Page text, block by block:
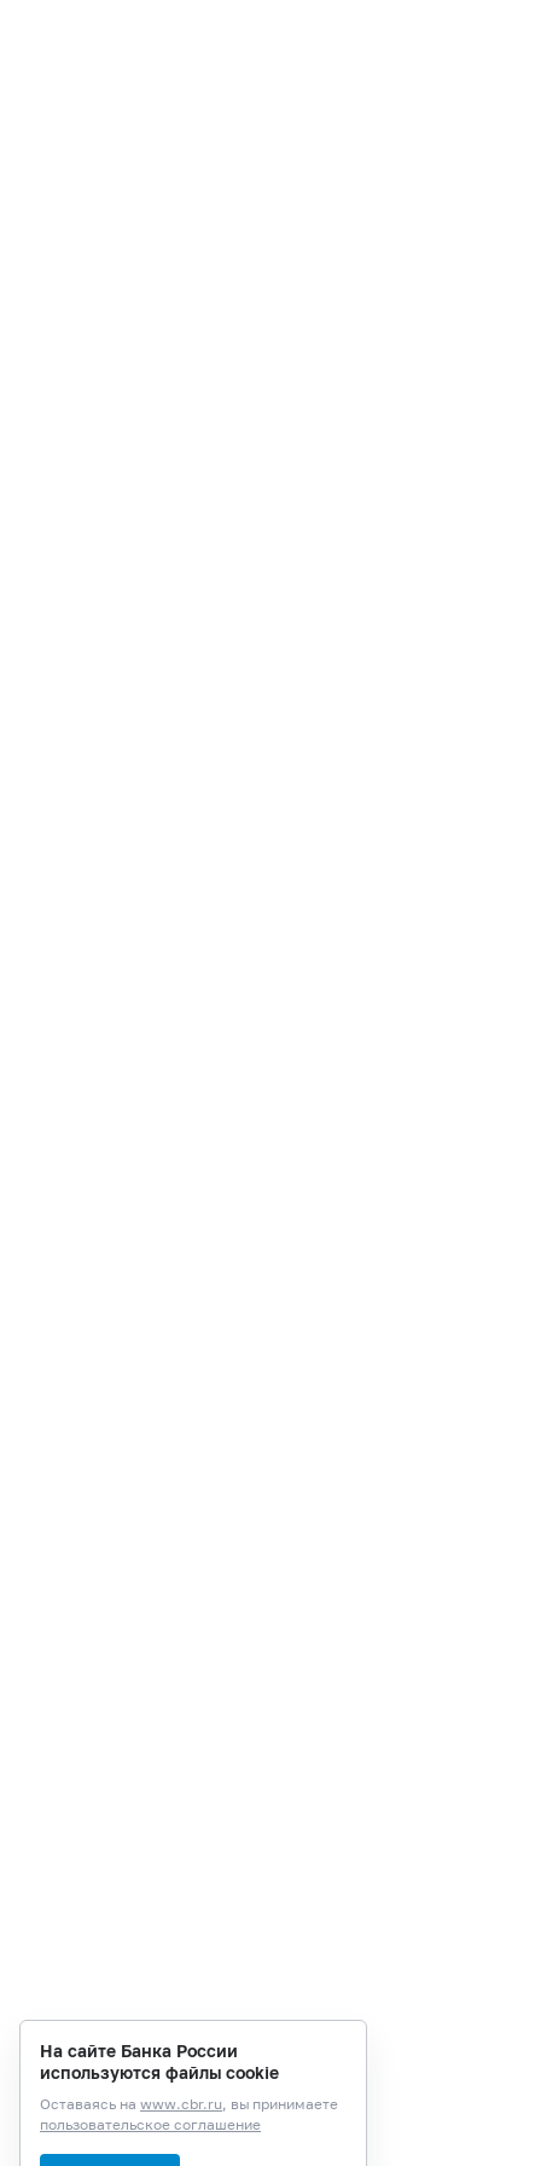
На сайте Банка России
используются файлы cookie
Оставаясь на www.cbr.ru, вы принимаете
пользовательское соглашение